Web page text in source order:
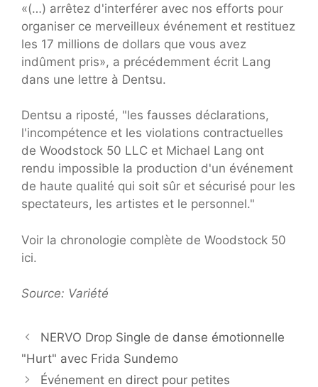
«(…) arrêtez d'interférer avec nos efforts pour
organiser ce merveilleux événement et restituez
les 17 millions de dollars que vous avez
indûment pris», a précédemment écrit Lang
dans une lettre à Dentsu.
Dentsu a riposté, "les fausses déclarations,
l'incompétence et les violations contractuelles
de Woodstock 50 LLC et Michael Lang ont
rendu impossible la production d'un événement
de haute qualité qui soit sûr et sécurisé pour les
spectateurs, les artistes et le personnel."
Voir la chronologie complète de Woodstock 50
ici.
Source: Variété
NERVO Drop Single de danse émotionnelle
"Hurt" avec Frida Sundemo
Événement en direct pour petites